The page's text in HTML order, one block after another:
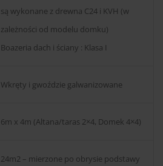
są wykonane z drewna C24 i KVH (w
zależności od modelu domku)
Boazeria dach i ściany : Klasa I
Wkręty i gwoździe galwanizowane
6m x 4m (Altana/taras 2×4, Domek 4×4)
24m2 – mierzone po obrysie podstawy